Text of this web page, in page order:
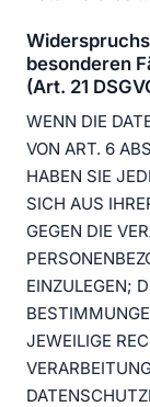
besonderen
(Art. 21
WENN DIE
VON ART. 6
HABEN SIE
SICH AUS
GEGEN DIE
EINZULEGEN;
JEWEILIGE